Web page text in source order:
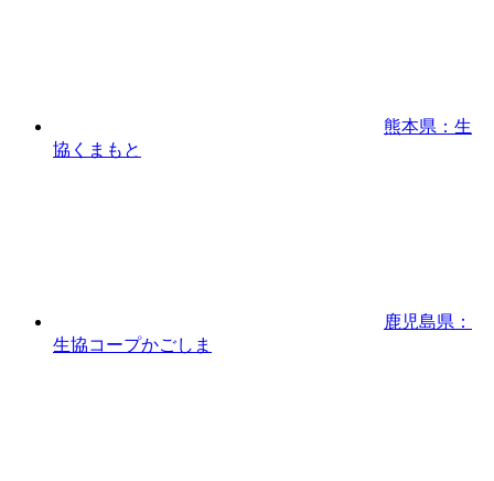
熊本県：生
協くまもと
鹿児島県：
生協コープかごしま